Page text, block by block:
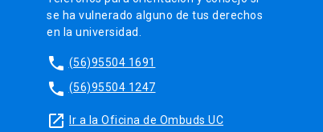
se ha vulnerado alguno de tus derechos
en la universidad.
phone (56)95504 1691
phone (56)95504 1247
launch Ir a la Oficina de Ombuds UC